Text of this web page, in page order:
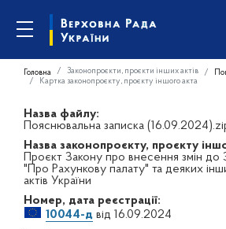
Головна Законопроєкти, проєкти інших актів
Картка законопроєкту, проєкту іншого акта
Назва файлу:
Пояснювальна записка
Назва законопроєкту, проєкту
Проєкт Закону про внесення змін до
"Про Рахункову палату" та деяких
актів України
Номер, дата реєстрації:
10044-двід 16.09.2024